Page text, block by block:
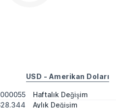
USD - Amerikan Doları
Haftalık Değişim
Aylık Değişim